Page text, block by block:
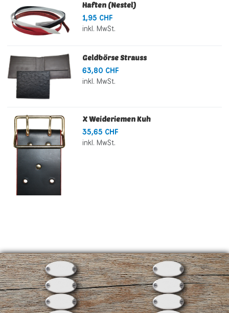
Haften (Nestel)
1,95 CHF
inkl. MwSt.
Geldbörse Strauss
63,80 CHF
inkl. MwSt.
X Weideriemen Kuh
35,65 CHF
inkl. MwSt.